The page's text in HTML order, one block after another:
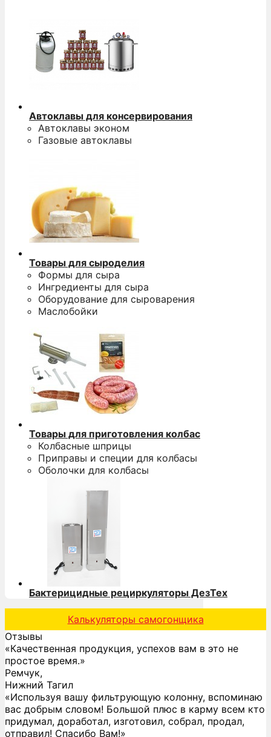
Автоклавы для консервирования
Автоклавы эконом
Газовые автоклавы
Товары для сыроделия
Формы для сыра
Ингредиенты для сыра
Оборудование для сыроварения
Маслобойки
Товары для приготовления колбас
Колбасные шприцы
Приправы и специи для колбасы
Оболочки для колбасы
Бактерицидные рециркуляторы ДезТех
Калькуляторы самогонщика
Отзывы
«Качественная продукция, успехов вам в это не
простое время.»
Ремчук,
Нижний Тагил
«Используя вашу фильтрующую колонну, вспоминаю
вас добрым словом! Большой плюс в карму всем кто
придумал, доработал, изготовил, собрал, продал,
отправил! Спасибо Вам!»